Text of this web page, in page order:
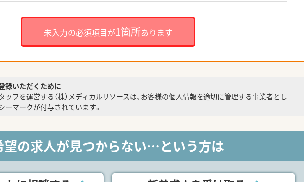
未入力の必須項目が1箇所あります
録いただくために
ッフを運営する（株）メディカルリソースは、お客様の個人情報を適切に管理する事業者とし
ーマークが付与されています。
望の求人が見つからない…という方は